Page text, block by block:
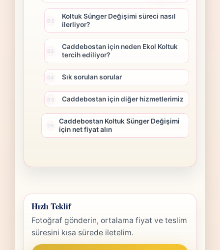
Koltuk Sünger Değişimi süreci nasıl
ilerliyor?
Caddebostan için neden Ekol Koltuk
tercih ediliyor?
Sık sorulan sorular
Caddebostan için diğer hizmetlerimiz
Caddebostan Koltuk Sünger Değişimi
için net fiyat alın
Hızlı Teklif
Fotoğraf gönderin, ortalama fiyat ve teslim
süresini kısa sürede iletelim.